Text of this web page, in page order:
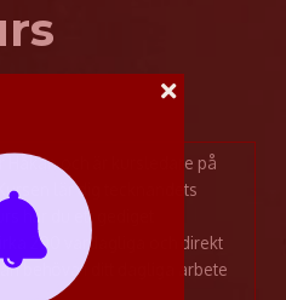
Håkan och är kursledare på
lär dig tecknandets
har du ett gediget
200 vardagliga och direkt
behöva i ditt dagliga arbete